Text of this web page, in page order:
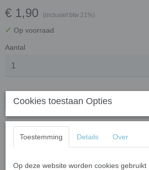
€ 1,90 (inclusief btw 21%)
✓ Op voorraad
Aantal
In winkelwagen
Mini Glasparels -
groen opaal
Cookies toestaan Opties
Toestemming Details Over
Op deze website worden cookies gebruikt